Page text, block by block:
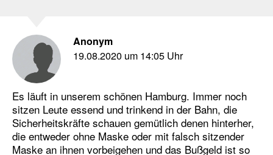
Anonym
19.08.2020 um 14:05 Uhr
Es läuft in unserem schönen Hamburg. Immer noch
sitzen Leute essend und trinkend in der Bahn, die
Sicherheitskräfte schauen gemütlich denen hinterher,
die entweder ohne Maske oder mit falsch sitzender
Maske an ihnen vorbeigehen und das Bußgeld ist so